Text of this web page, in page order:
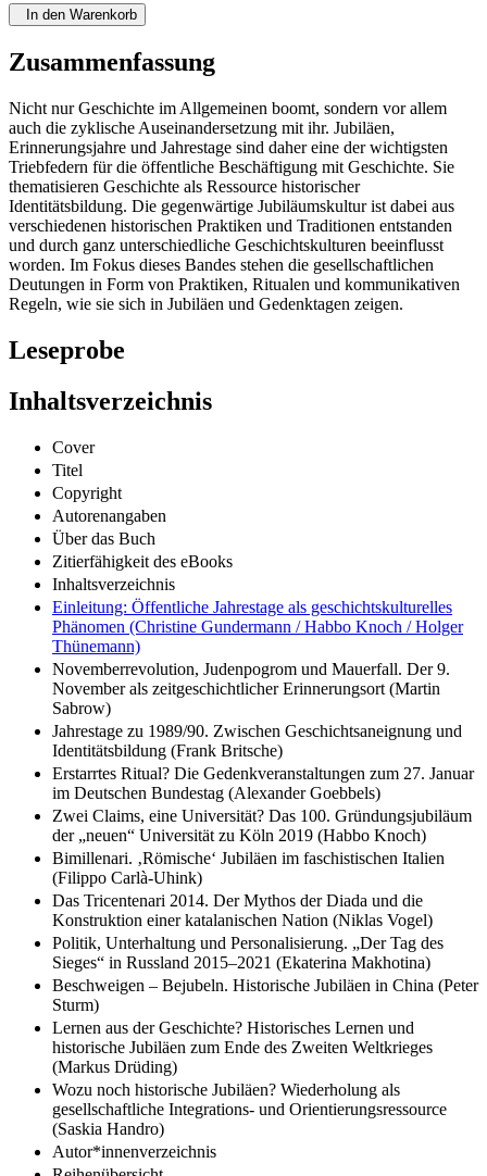
In den Warenkorb
Zusammenfassung
Nicht nur Geschichte im Allgemeinen boomt, sondern vor allem
auch die zyklische Auseinandersetzung mit ihr. Jubiläen,
Erinnerungsjahre und Jahrestage sind daher eine der wichtigsten
Triebfedern für die öffentliche Beschäftigung mit Geschichte. Sie
thematisieren Geschichte als Ressource historischer
Identitätsbildung. Die gegenwärtige Jubiläumskultur ist dabei aus
verschiedenen historischen Praktiken und Traditionen entstanden
und durch ganz unterschiedliche Geschichtskulturen beeinflusst
worden. Im Fokus dieses Bandes stehen die gesellschaftlichen
Deutungen in Form von Praktiken, Ritualen und kommunikativen
Regeln, wie sie sich in Jubiläen und Gedenktagen zeigen.
Leseprobe
Inhaltsverzeichnis
Cover
Titel
Copyright
Autorenangaben
Über das Buch
Zitierfähigkeit des eBooks
Inhaltsverzeichnis
Einleitung: Öffentliche Jahrestage als geschichtskulturelles
Phänomen (Christine Gundermann / Habbo Knoch / Holger
Thünemann)
Novemberrevolution, Judenpogrom und Mauerfall. Der 9.
November als zeitgeschichtlicher Erinnerungsort (Martin
Sabrow)
Jahrestage zu 1989/90. Zwischen Geschichtsaneignung und
Identitätsbildung (Frank Britsche)
Erstarrtes Ritual? Die Gedenkveranstaltungen zum 27. Januar
im Deutschen Bundestag (Alexander Goebbels)
Zwei Claims, eine Universität? Das 100. Gründungsjubiläum
der „neuen“ Universität zu Köln 2019 (Habbo Knoch)
Bimillenari. ‚Römische‘ Jubiläen im faschistischen Italien
(Filippo Carlà-Uhink)
Das Tricentenari 2014. Der Mythos der Diada und die
Konstruktion einer katalanischen Nation (Niklas Vogel)
Politik, Unterhaltung und Personalisierung. „Der Tag des
Sieges“ in Russland 2015–2021 (Ekaterina Makhotina)
Beschweigen – Bejubeln. Historische Jubiläen in China (Peter
Sturm)
Lernen aus der Geschichte? Historisches Lernen und
historische Jubiläen zum Ende des Zweiten Weltkrieges
(Markus Drüding)
Wozu noch historische Jubiläen? Wiederholung als
gesellschaftliche Integrations- und Orientierungsressource
(Saskia Handro)
Autor*innenverzeichnis